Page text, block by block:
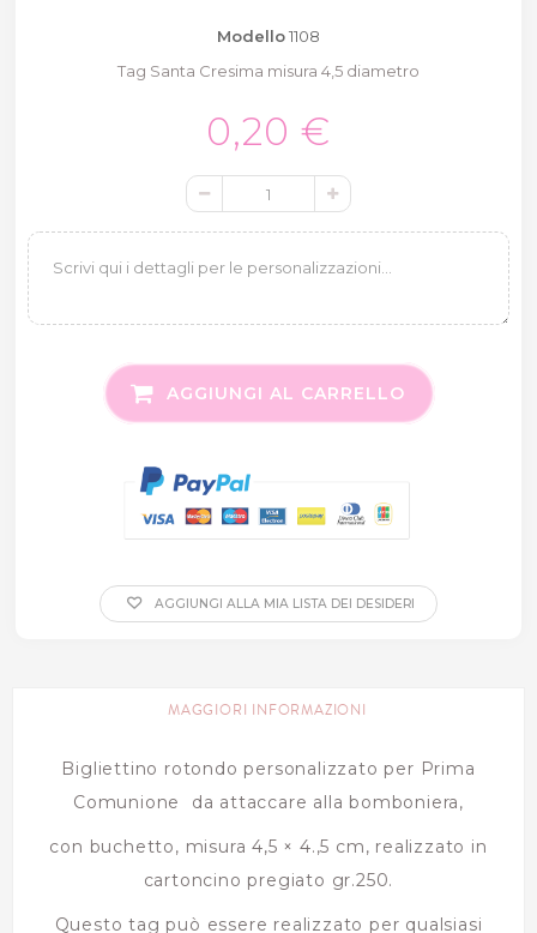
Modello1108
Tag Santa Cresima misura 4,5 diametro
0,20 €
AGGIUNGI AL CARRELLO
AGGIUNGI ALLA MIA LISTA DEI DESIDERI
MAGGIORI INFORMAZIONI
Bigliettino rotondo personalizzato per Prima
Comunione da attaccare alla bomboniera,
con buchetto, misura 4,5 × 4.,5 cm, realizzato in
cartoncino pregiato gr.250.
Questo tag può essere realizzato per qualsiasi